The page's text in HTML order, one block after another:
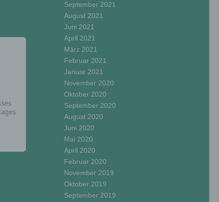
September 2021
August 2021
Juni 2021
April 2021
März 2021
Februar 2021
Januar 2021
November 2020
Oktober 2020
September 2020
August 2020
Juni 2020
Mai 2020
April 2020
Februar 2020
November 2019
Oktober 2019
September 2019